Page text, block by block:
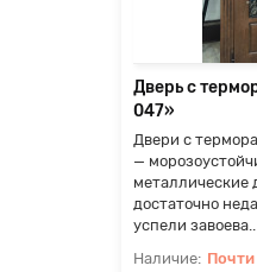
Дверь с
047»
Двери с
—
металлические
достаточно
успели завоева..
Почти